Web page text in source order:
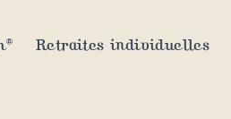
Retraites individuelles